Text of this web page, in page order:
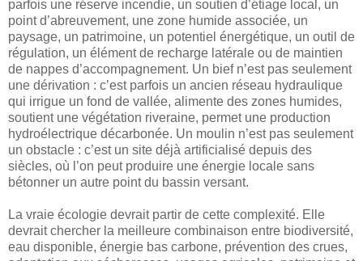
parfois une réserve incendie, un soutien d’étiage local, un
point d’abreuvement, une zone humide associée, un
paysage, un patrimoine, un potentiel énergétique, un outil de
régulation, un élément de recharge latérale ou de maintien
de nappes d’accompagnement. Un bief n’est pas seulement
une dérivation : c’est parfois un ancien réseau hydraulique
qui irrigue un fond de vallée, alimente des zones humides,
soutient une végétation riveraine, permet une production
hydroélectrique décarbonée. Un moulin n’est pas seulement
un obstacle : c’est un site déjà artificialisé depuis des
siècles, où l’on peut produire une énergie locale sans
bétonner un autre point du bassin versant.
La vraie écologie devrait partir de cette complexité. Elle
devrait chercher la meilleure combinaison entre biodiversité,
eau disponible, énergie bas carbone, prévention des crues,